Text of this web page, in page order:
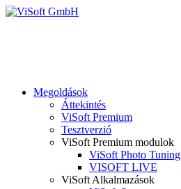
Megoldások
Áttekintés
ViSoft Premium
Tesztverzió
ViSoft Premium modulok
ViSoft Photo Tuning
VISOFT LIVE
ViSoft Alkalmazások